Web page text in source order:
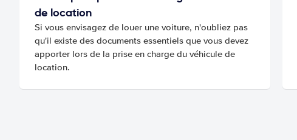
de location
Si vous envisagez de louer une voiture, n'oubliez pas
qu'il existe des documents essentiels que vous devez
apporter lors de la prise en charge du véhicule de
location.